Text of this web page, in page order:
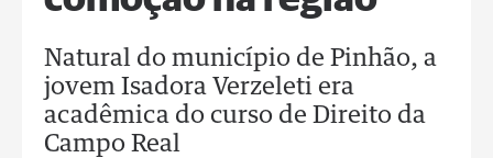
Natural do município de Pinhão, a
jovem Isadora Verzeleti era
acadêmica do curso de Direito da
Campo Real